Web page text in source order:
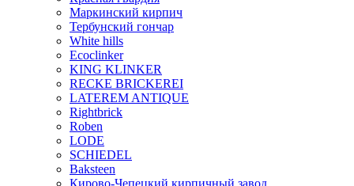
Маркинский кирпич
Тербунский гончар
White hills
Ecoclinker
KING KLINKER
RECKE BRICKEREI
LATEREM ANTIQUE
Rightbrick
Roben
LODE
SCHIEDEL
Baksteen
Кирово-Чепецкий кирпичный завод